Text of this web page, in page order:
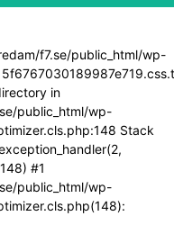
f7.se/public_html/wp-
in
public_html/wp-
Stack
#1
public_html/wp-